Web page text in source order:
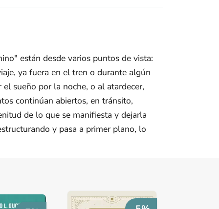
están desde varios puntos de vista:
ya fuera en el tren o durante algún
sueño por la noche, o al atardecer,
continúan abiertos, en tránsito,
de lo que se manifiesta y dejarla
y pasa a primer plano, lo